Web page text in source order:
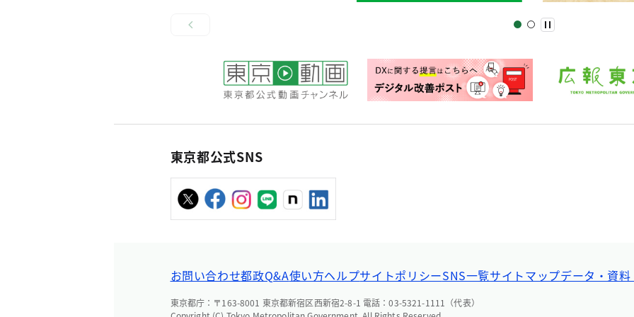
東京都公式SNS
お問い合わせ都政Q&A使い方ヘルプサイトポリシーSNS一覧サイトマップデータ・資
東京都庁：〒163-8001 東京都新宿区西新宿2-8-1 電話：03-5321-1111（代表）